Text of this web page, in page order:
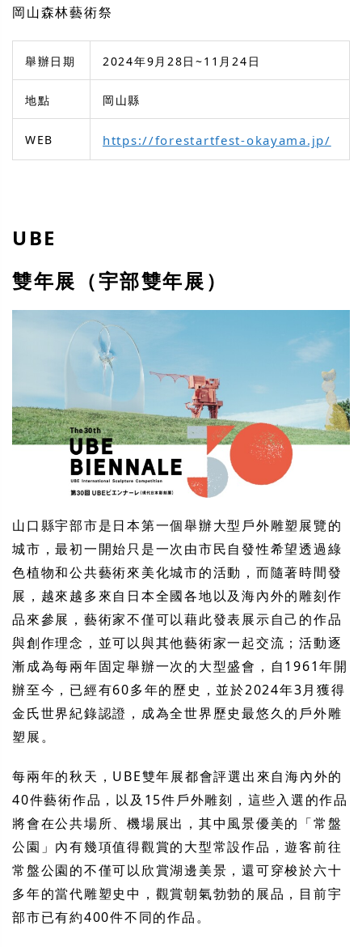
岡山森林藝術祭
舉辦日期 2024年9月28日~11月24日
地點 岡山縣
WEB https://forestartfest-okayama.jp/
UBE
雙年展（宇部雙年展）
山口縣宇部市是日本第一個舉辦大型戶外雕塑展覽的
城市，最初一開始只是一次由市民自發性希望透過綠
色植物和公共藝術來美化城市的活動，而隨著時間發
展，越來越多來自日本全國各地以及海內外的雕刻作
品來參展，藝術家不僅可以藉此發表展示自己的作品
與創作理念，並可以與其他藝術家一起交流；活動逐
漸成為每兩年固定舉辦一次的大型盛會，自1961年開
辦至今，已經有60多年的歷史，並於2024年3月獲得
金氏世界紀錄認證，成為全世界歷史最悠久的戶外雕
塑展。
每兩年的秋天，UBE雙年展都會評選出來自海內外的
40件藝術作品，以及15件戶外雕刻，這些入選的作品
將會在公共場所、機場展出，其中風景優美的「常盤
公園」內有幾項值得觀賞的大型常設作品，遊客前往
常盤公園的不僅可以欣賞湖邊美景，還可穿梭於六十
多年的當代雕塑史中，觀賞朝氣勃勃的展品，目前宇
部市已有約400件不同的作品。